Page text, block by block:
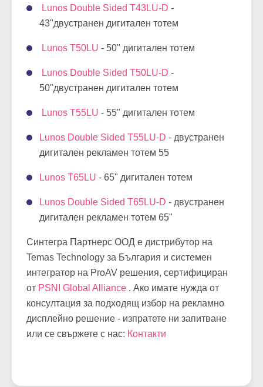
Lunos Double Sided T43LU-D -
43"двустранен дигитален тотем
Lunos T50LU - 50" дигитален тотем
Lunos Double Sided T50LU-D -
50"двустранен дигитален тотем
Lunos T55LU - 55" дигитален тотем
Lunos Double Sided T55LU-D - двустранен
дигитален рекламен тотем 55
Lunos T65LU - 65" дигитален тотем
Lunos Double Sided T65LU-D - двустранен
дигитален рекламен тотем 65"
Синтегра Партнерс ООД е дистрибутор на
Temas Technology за България и системен
интегратор на ProAV решения, сертифициран
от PSNI Global Alliance . Ако имате нужда от
консултация за подходящ избор на рекламно
дисплейно решение - изпратете ни запитване
или се свържете с нас: Контакти